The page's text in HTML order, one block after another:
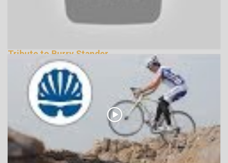
Tribute to Burry Stander
133812 Nézetek